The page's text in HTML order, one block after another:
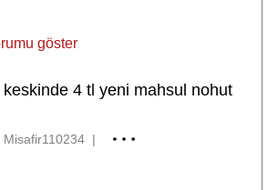
göster
keskinde 4 tl yeni mahsul nohut
Misafir110234 |